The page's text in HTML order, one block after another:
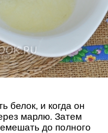
белок, и когда он
марлю. Затем
до полного